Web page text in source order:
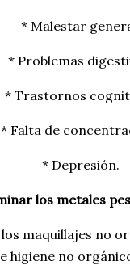
* Malestar
* Problemas
* Trastornos
* Falta de
* Depresión.
los metales
maquillajes no
higiene no